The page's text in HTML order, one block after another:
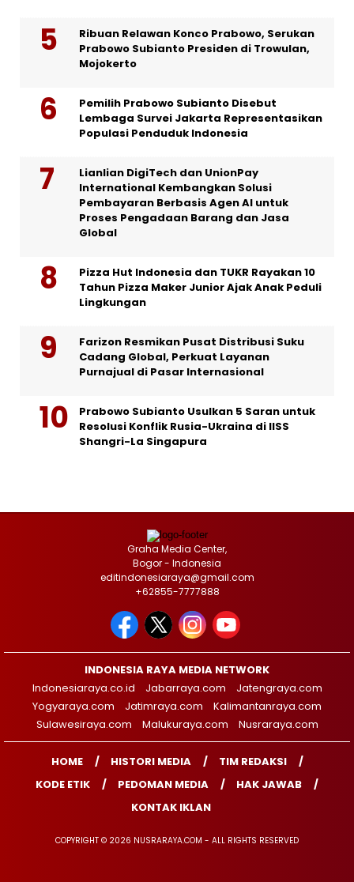
Ribuan Relawan Konco Prabowo, Serukan
Prabowo Subianto Presiden di Trowulan,
Mojokerto
Pemilih Prabowo Subianto Disebut
Lembaga Survei Jakarta Representasikan
Populasi Penduduk Indonesia
Lianlian DigiTech dan UnionPay
International Kembangkan Solusi
Pembayaran Berbasis Agen AI untuk
Proses Pengadaan Barang dan Jasa
Global
Pizza Hut Indonesia dan TUKR Rayakan 10
Tahun Pizza Maker Junior Ajak Anak Peduli
Lingkungan
Farizon Resmikan Pusat Distribusi Suku
Cadang Global, Perkuat Layanan
Purnajual di Pasar Internasional
Prabowo Subianto Usulkan 5 Saran untuk
Resolusi Konflik Rusia-Ukraina di IISS
Shangri-La Singapura
Graha Media Center,
Bogor - Indonesia
editindonesiaraya@gmail.com
+62855-7777888
INDONESIA RAYA MEDIA NETWORK
Indonesiaraya.co.id
Jabarraya.com
Jatengraya.com
Yogyaraya.com
Jatimraya.com
Kalimantanraya.com
Sulawesiraya.com
Malukuraya.com Nusraraya.com
HOME HISTORI MEDIA
TIM REDAKSI
KODE ETIK
PEDOMAN MEDIA
HAK JAWAB
KONTAK IKLAN
COPYRIGHT © 2026 NUSRARAYA.COM - ALL RIGHTS RESERVED